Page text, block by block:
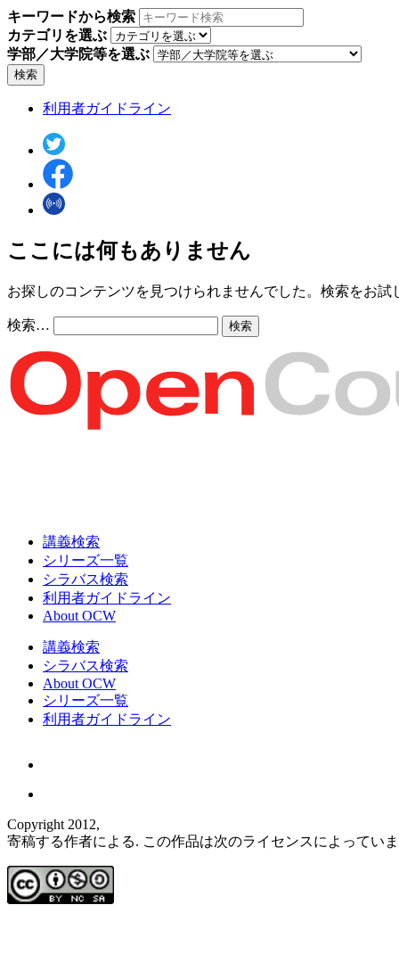
キーワードから検索
カテゴリを選ぶ
学部／大学院等を選ぶ
検索
利用者ガイドライン
ここには何もありません
お探しのコンテンツを見つけられませんでした。検索をお試
検索…
講義検索
シリーズ一覧
シラバス検索
利用者ガイドライン
About OCW
講義検索
シラバス検索
About OCW
シリーズ一覧
利用者ガイドライン
Copyright 2012,
寄稿する作者による. この作品は次のライセンスによってい